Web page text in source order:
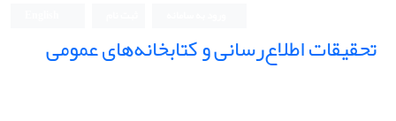
تحقیقات اطلاع‌رسانی و کتابخانه‌های عمومی